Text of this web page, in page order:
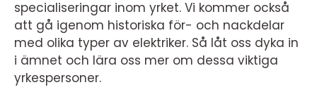
specialiseringar inom yrket. Vi kommer också
att gå igenom historiska för- och nackdelar
med olika typer av elektriker. Så låt oss dyka in
i ämnet och lära oss mer om dessa viktiga
yrkespersoner.